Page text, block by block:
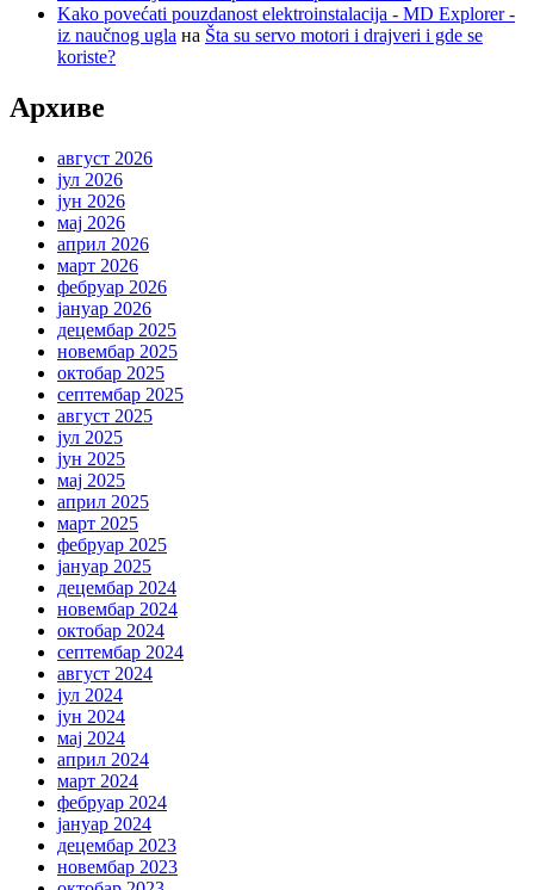
Kako povećati pouzdanost elektroinstalacija - MD Explorer -
iz naučnog ugla на Šta su servo motori i drajveri i gde se
koriste?
Архиве
август 2026
јул 2026
јун 2026
мај 2026
април 2026
март 2026
фебруар 2026
јануар 2026
децембар 2025
новембар 2025
октобар 2025
септембар 2025
август 2025
јул 2025
јун 2025
мај 2025
април 2025
март 2025
фебруар 2025
јануар 2025
децембар 2024
новембар 2024
октобар 2024
септембар 2024
август 2024
јул 2024
јун 2024
мај 2024
април 2024
март 2024
фебруар 2024
јануар 2024
децембар 2023
новембар 2023